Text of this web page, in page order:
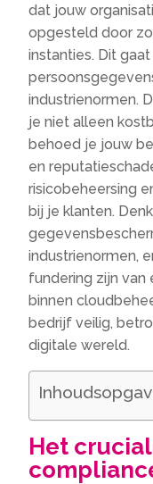
dat jouw
opgesteld door
instanties. Dit
industrienormen.
je niet alleen
behoed je jouw
en
risicobeheersing
bij je klanten.
industrienormen,
fundering zijn van
binnen
bedrijf veilig,
digitale wereld.
Het